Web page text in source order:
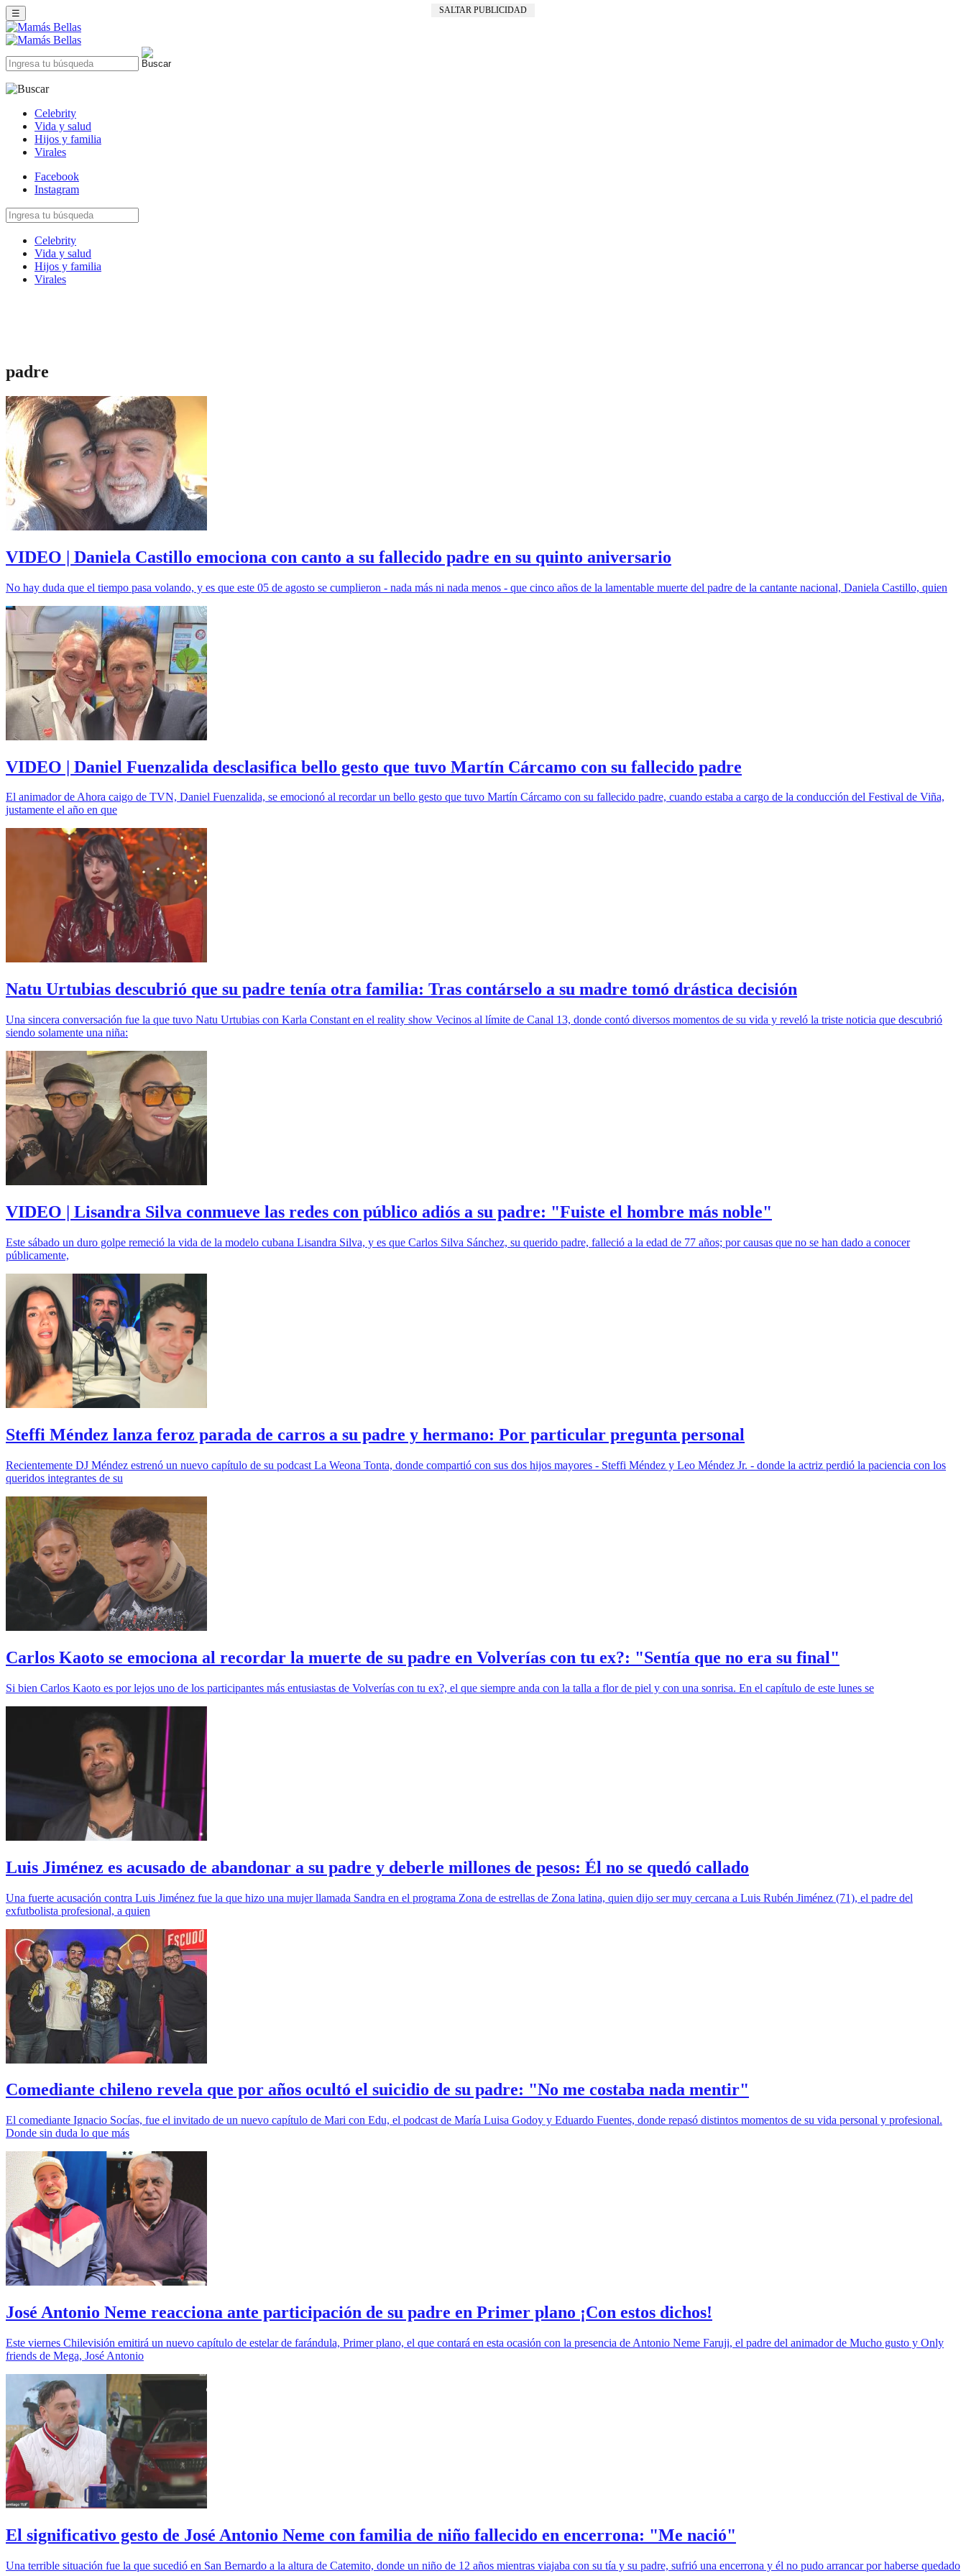
SALTAR PUBLICIDAD
☰
Celebrity
Vida y salud
Hijos y familia
Virales
Facebook
Instagram
Celebrity
Vida y salud
Hijos y familia
Virales
padre
VIDEO | Daniela Castillo emociona con canto a su fallecido padre en su quinto aniversario
No hay duda que el tiempo pasa volando, y es que este 05 de agosto se cumplieron - nada más ni nada menos - que cinco años de la lamentable muerte del padre de la cantante nacional, Daniela Castillo, quien
VIDEO | Daniel Fuenzalida desclasifica bello gesto que tuvo Martín Cárcamo con su fallecido padre
El animador de Ahora caigo de TVN, Daniel Fuenzalida, se emocionó al recordar un bello gesto que tuvo Martín Cárcamo con su fallecido padre, cuando estaba a cargo de la conducción del Festival de Viña,
justamente el año en que
Natu Urtubias descubrió que su padre tenía otra familia: Tras contárselo a su madre tomó drástica decisión
Una sincera conversación fue la que tuvo Natu Urtubias con Karla Constant en el reality show Vecinos al límite de Canal 13, donde contó diversos momentos de su vida y reveló la triste noticia que descubrió
siendo solamente una niña:
VIDEO | Lisandra Silva conmueve las redes con público adiós a su padre: "Fuiste el hombre más noble"
Este sábado un duro golpe remeció la vida de la modelo cubana Lisandra Silva, y es que Carlos Silva Sánchez, su querido padre, falleció a la edad de 77 años; por causas que no se han dado a conocer
públicamente,
Steffi Méndez lanza feroz parada de carros a su padre y hermano: Por particular pregunta personal
Recientemente DJ Méndez estrenó un nuevo capítulo de su podcast La Weona Tonta, donde compartió con sus dos hijos mayores - Steffi Méndez y Leo Méndez Jr. - donde la actriz perdió la paciencia con los
queridos integrantes de su
Carlos Kaoto se emociona al recordar la muerte de su padre en Volverías con tu ex?: "Sentía que no era su final"
Si bien Carlos Kaoto es por lejos uno de los participantes más entusiastas de Volverías con tu ex?, el que siempre anda con la talla a flor de piel y con una sonrisa. En el capítulo de este lunes se
Luis Jiménez es acusado de abandonar a su padre y deberle millones de pesos: Él no se quedó callado
Una fuerte acusación contra Luis Jiménez fue la que hizo una mujer llamada Sandra en el programa Zona de estrellas de Zona latina, quien dijo ser muy cercana a Luis Rubén Jiménez (71), el padre del
exfutbolista profesional, a quien
Comediante chileno revela que por años ocultó el suicidio de su padre: "No me costaba nada mentir"
El comediante Ignacio Socías, fue el invitado de un nuevo capítulo de Mari con Edu, el podcast de María Luisa Godoy y Eduardo Fuentes, donde repasó distintos momentos de su vida personal y profesional.
Donde sin duda lo que más
José Antonio Neme reacciona ante participación de su padre en Primer plano ¡Con estos dichos!
Este viernes Chilevisión emitirá un nuevo capítulo de estelar de farándula, Primer plano, el que contará en esta ocasión con la presencia de Antonio Neme Faruji, el padre del animador de Mucho gusto y Only
friends de Mega, José Antonio
El significativo gesto de José Antonio Neme con familia de niño fallecido en encerrona: "Me nació"
Una terrible situación fue la que sucedió en San Bernardo a la altura de Catemito, donde un niño de 12 años mientras viajaba con su tía y su padre, sufrió una encerrona y él no pudo arrancar por haberse quedado